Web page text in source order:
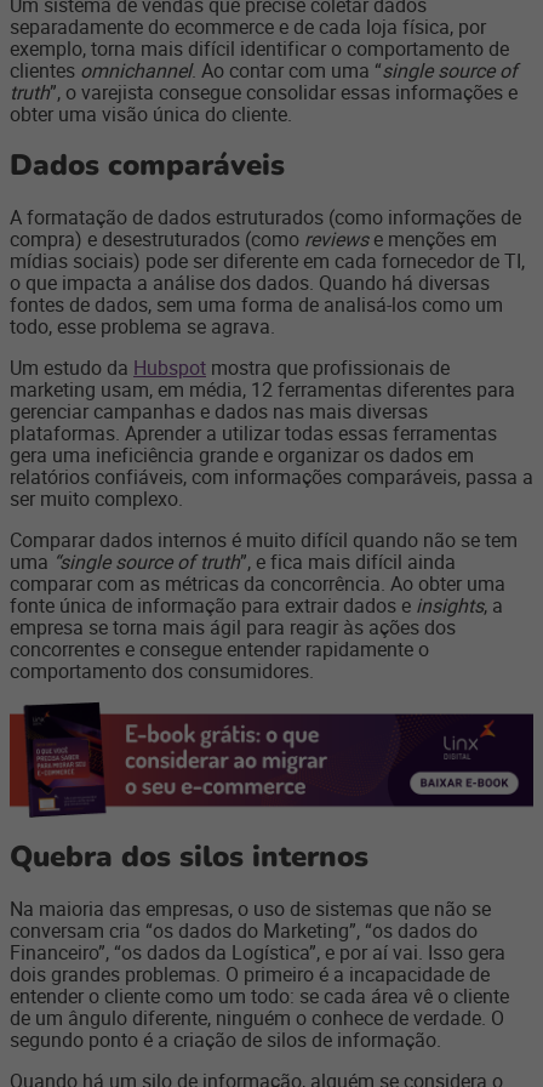
separadamente do ecommerce e de cada loja física, por
exemplo, torna mais difícil identificar o comportamento de
clientes omnichannel. Ao contar com uma “single source of
truth”, o varejista consegue consolidar essas informações e
obter uma visão única do cliente.
Dados comparáveis
A formatação de dados estruturados (como informações de
compra) e desestruturados (como reviewse menções em
mídias sociais) pode ser diferente em cada fornecedor de TI,
o que impacta a análise dos dados. Quando há diversas
fontes de dados, sem uma forma de analisá-los como um
todo, esse problema se agrava.
Um estudo da Hubspot mostra que profissionais de
marketing usam, em média, 12 ferramentas diferentes para
gerenciar campanhas e dados nas mais diversas
plataformas. Aprender a utilizar todas essas ferramentas
gera uma ineficiência grande e organizar os dados em
relatórios confiáveis, com informações comparáveis, passa a
ser muito complexo.
Comparar dados internos é muito difícil quando não se tem
uma “single source of truth”, e fica mais difícil ainda
comparar com as métricas da concorrência. Ao obter uma
fonte única de informação para extrair dados e insights, a
empresa se torna mais ágil para reagir às ações dos
concorrentes e consegue entender rapidamente o
comportamento dos consumidores.
Quebra dos silos internos
Na maioria das empresas, o uso de sistemas que não se
conversam cria “os dados do Marketing”, “os dados do
Financeiro”, “os dados da Logística”, e por aí vai. Isso gera
dois grandes problemas. O primeiro é a incapacidade de
entender o cliente como um todo: se cada área vê o cliente
de um ângulo diferente, ninguém o conhece de verdade. O
segundo ponto é a criação de silos de informação.
Quando há um silo de informação, alguém se considera o